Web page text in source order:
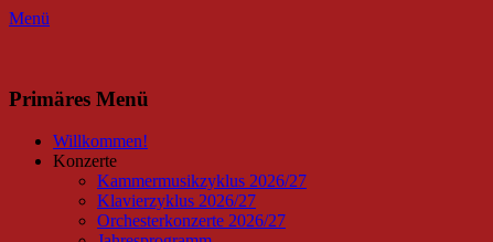
Menü
Primäres Menü
Zum
Inhalt
Willkommen!
Konzerte
Kammermusikzyklus 2026/27
Klavierzyklus 2026/27
Orchesterkonzerte 2026/27